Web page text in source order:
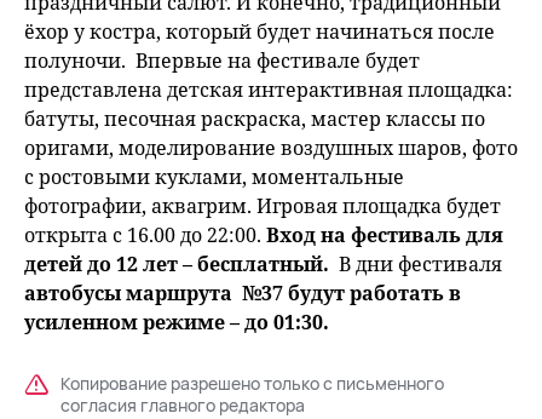
ёхор у костра, который будет начинаться после
полуночи. Впервые на фестивале будет
представлена детская интерактивная площадка:
батуты, песочная раскраска, мастер классы по
оригами, моделирование воздушных шаров, фото
с ростовыми куклами, моментальные
фотографии, аквагрим. Игровая площадка будет
открыта с 16.00 до 22:00. Вход на фестиваль для
детей до 12 лет – бесплатный. В дни фестиваля
автобусы маршрута №37 будут работать в
усиленном режиме – до 01:30.
Копирование разрешено только с письменного
согласия главного редактора